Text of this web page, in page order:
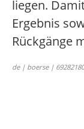
liegen.
Ergebnis
Rückgänge
de | boerse |